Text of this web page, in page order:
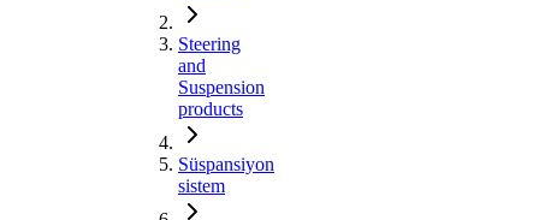
Steering
and
Suspension
products
Süspansiyon
sistem